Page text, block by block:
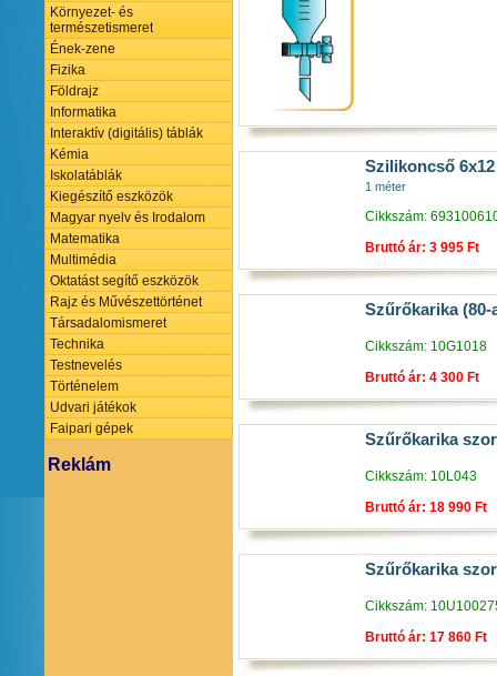
Környezet- és
természetismeret
Ének-zene
Fizika
Földrajz
Informatika
Interaktív (digitális) táblák
Kémia
Iskolatáblák
Kiegészítő eszközök
Magyar nyelv és Irodalom
Matematika
Multimédia
Oktatást segítő eszközök
Rajz és Művészettörténet
Társadalomismeret
Technika
Testnevelés
Történelem
Udvari játékok
Faipari gépek
Reklám
Szilikoncső
1 méter
Cikkszám:
Bruttó ár: 3 995 Ft
Szűrőkarika (80-
Cikkszám: 10G1018
Bruttó ár: 4 300 Ft
Szűrőkarika
Cikkszám: 10L043
Bruttó ár: 18 990 Ft
Szűrőkarika
Cikkszám:
Bruttó ár: 17 860 Ft